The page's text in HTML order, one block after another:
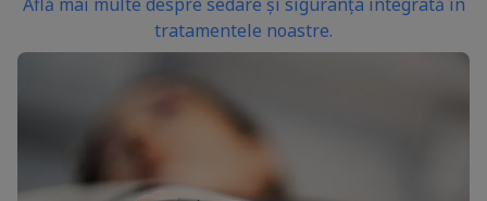
tratamentele noastre.